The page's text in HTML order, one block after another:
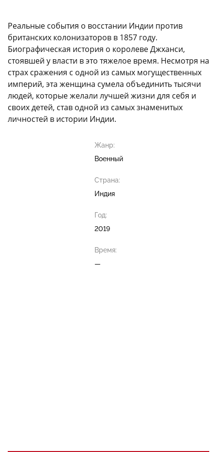
Реальные события о восстании Индии против
британских колонизаторов в 1857 году.
Биографическая история о королеве Джханси,
стоявшей у власти в это тяжелое время. Несмотря на
страх сражения с одной из самых могущественных
империй, эта женщина сумела объединить тысячи
людей, которые желали лучшей жизни для себя и
своих детей, став одной из самых знаменитых
личностей в истории Индии.
Жанр:
Военный
Страна:
Индия
Год:
2019
Время:
—